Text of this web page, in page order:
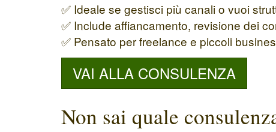
✅ Ideale se gestisci più canali o vuoi
✅ Include affiancamento, revisione dei
✅ Pensato per freelance e piccoli
VAI ALLA CONSULENZA
Non sai quale